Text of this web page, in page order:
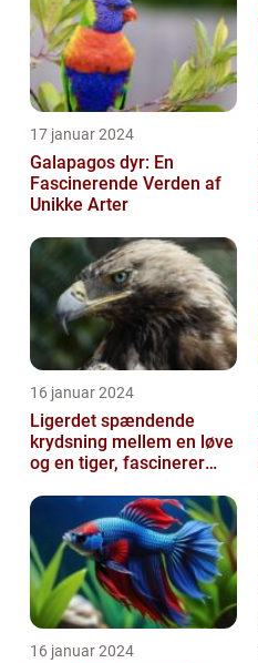
17 januar 2024
Galapagos dyr: En
Fascinerende Verden af
Unikke Arter
16 januar 2024
Ligerdet spændende
krydsning mellem en løve
og en tiger, fascinerer
verden
16 januar 2024